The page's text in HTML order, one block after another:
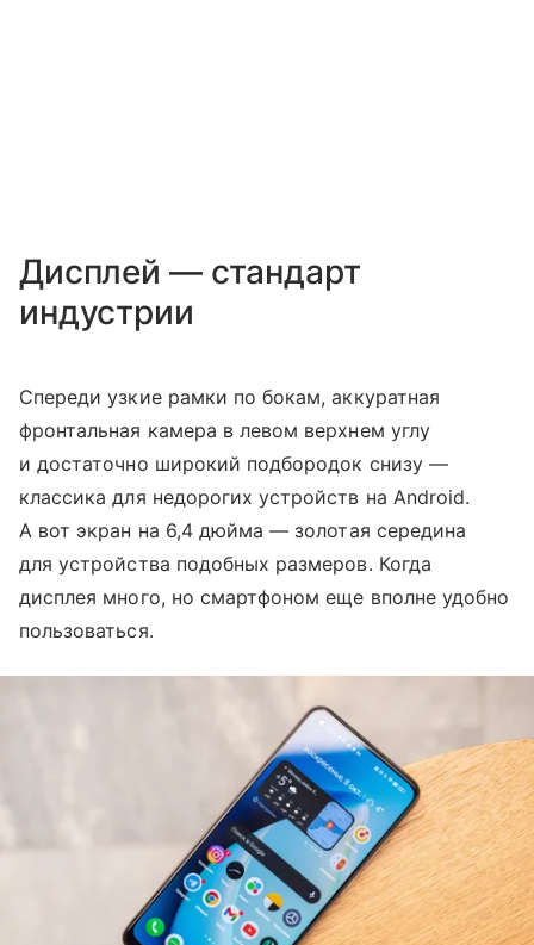
Дисплей — стандарт
индустрии
Спереди узкие рамки по бокам, аккуратная
фронтальная камера в левом верхнем углу
и достаточно широкий подбородок снизу —
классика для недорогих устройств на Android.
А вот экран на 6,4 дюйма — золотая середина
для устройства подобных размеров. Когда
дисплея много, но смартфоном еще вполне удобно
пользоваться.